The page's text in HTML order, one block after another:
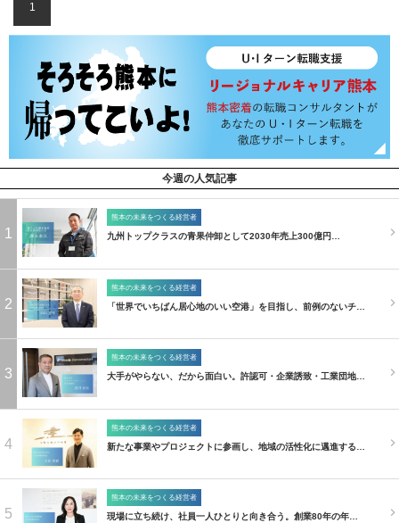
1
今週の人気記事
1
熊本の未来をつくる経営者
九州トップクラスの青果仲卸として2030年売上300億円…
2
熊本の未来をつくる経営者
「世界でいちばん居心地のいい空港」を目指し、前例のないチ…
3
熊本の未来をつくる経営者
大手がやらない、だから面白い。許認可・企業誘致・工業団地…
4
熊本の未来をつくる経営者
新たな事業やプロジェクトに参画し、地域の活性化に邁進する…
5
熊本の未来をつくる経営者
現場に立ち続け、社員一人ひとりと向き合う。創業80年の年…